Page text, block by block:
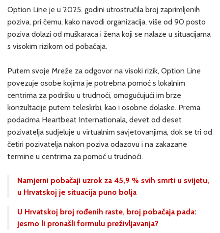
Option Line je u 2025. godini utrostručila broj zaprimljenih
poziva, pri čemu, kako navodi organizacija, više od 90 posto
poziva dolazi od muškaraca i žena koji se nalaze u situacijama
s visokim rizikom od pobačaja.
Putem svoje Mreže za odgovor na visoki rizik, Option Line
povezuje osobe kojima je potrebna pomoć s lokalnim
centrima za podršku u trudnoći, omogućujući im brze
konzultacije putem teleskrbi, kao i osobne dolaske. Prema
podacima Heartbeat Internationala, devet od deset
pozivatelja sudjeluje u virtualnim savjetovanjima, dok se tri od
četiri pozivatelja nakon poziva odazovu i na zakazane
termine u centrima za pomoć u trudnoći.
Namjerni pobačaji uzrok za 45,9 % svih smrti u svijetu,
u Hrvatskoj je situacija puno bolja
U Hrvatskoj broj rođenih raste, broj pobačaja pada:
jesmo li pronašli formulu preživljavanja?